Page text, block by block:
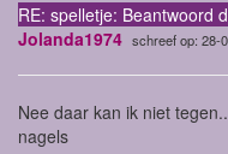
RE: spelletje: Beantwoord
Jolanda1974 schreef op: 28-
Nee daar kan ik niet
nagels